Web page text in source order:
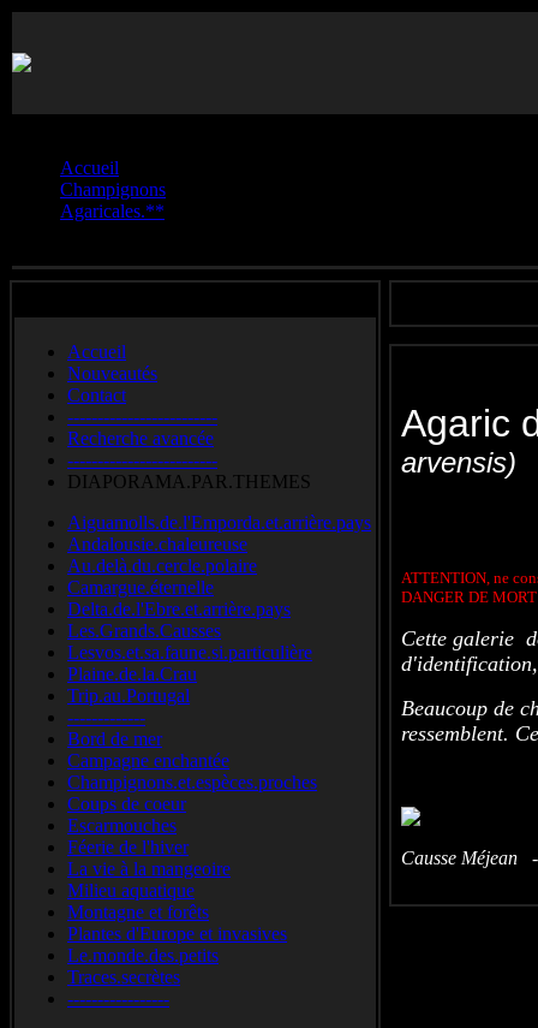
Accueil
Champignons
Agaricales.**
Accueil
Nouveautés
Contact
-------------------------
Recherche avancée
-------------------------
DIAPORAMA.PAR.THEMES
Aiguamolls.de.l'Emporda.et.arrière.pays
Andalousie.chaleureuse
Au.delà.du.cercle.polaire
Camargue.éternelle
Delta.de.l'Ebre.et.arrière.pays
Les.Grands.Causses
Lesvos.et.sa.faune.si.particulière
Plaine.de.la.Crau
Trip.au.Portugal
-------------
Bord de mer
Campagne enchantée
Champignons.et.espèces.proches
Coups de coeur
Escarmouches
Féerie de l'hiver
La vie à la mangeoire
Milieu aquatique
Montagne et forêts
Plantes d'Europe et invasives
Le.monde.des.petits
Traces.secrètes
-----------------
arvensis)
ATTENTION, ne
DANGER DE MORT
Cette galerie
Beaucoup de
ressemblent.
Causse Méjean